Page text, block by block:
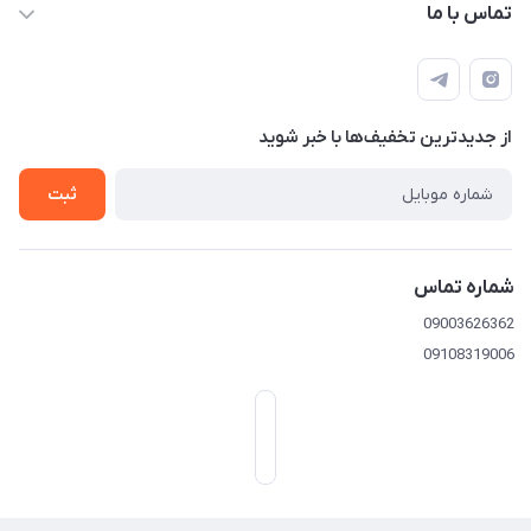
تماس با ما
09003626362
تهران خیابان امیرکبیر-بعد خیابان ملت-پلاک 539
از جدید‌ترین تخفیف‌ها با‌ خبر شوید
ثبت
شماره تماس
09003626362
09108319006